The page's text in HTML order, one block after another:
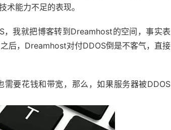
术能力不足的表现。
，我就把博客转到Dreamhost的空间，事实表
后，Dreamhost对付DDOS倒是不客气，直接
要花钱和带宽，那么，如果服务器被DDOS